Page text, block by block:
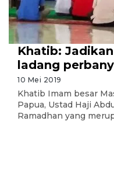
Khatib:
ladang
10 Mei 2019
Khatib Imam besar
Papua, Ustad Haji
Ramadhan yang